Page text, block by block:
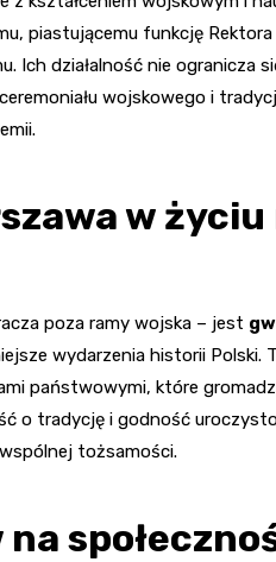
piastującemu funkcję
Ich działalność nie ogranicza
wojskowego i
w
poza ramy wojska – jest
wydarzenia historii Polski.
państwowymi, które
o tradycję i godność
tożsamości.
na